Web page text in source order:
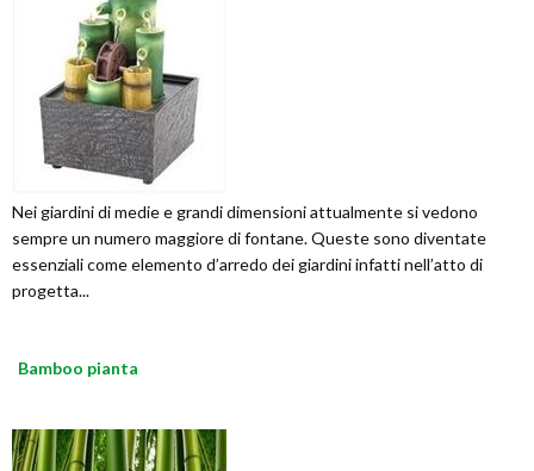
Nei giardini di medie e grandi dimensioni attualmente si vedono
sempre un numero maggiore di fontane. Queste sono diventate
essenziali come elemento d’arredo dei giardini infatti nell’atto di
progetta...
Bamboo pianta